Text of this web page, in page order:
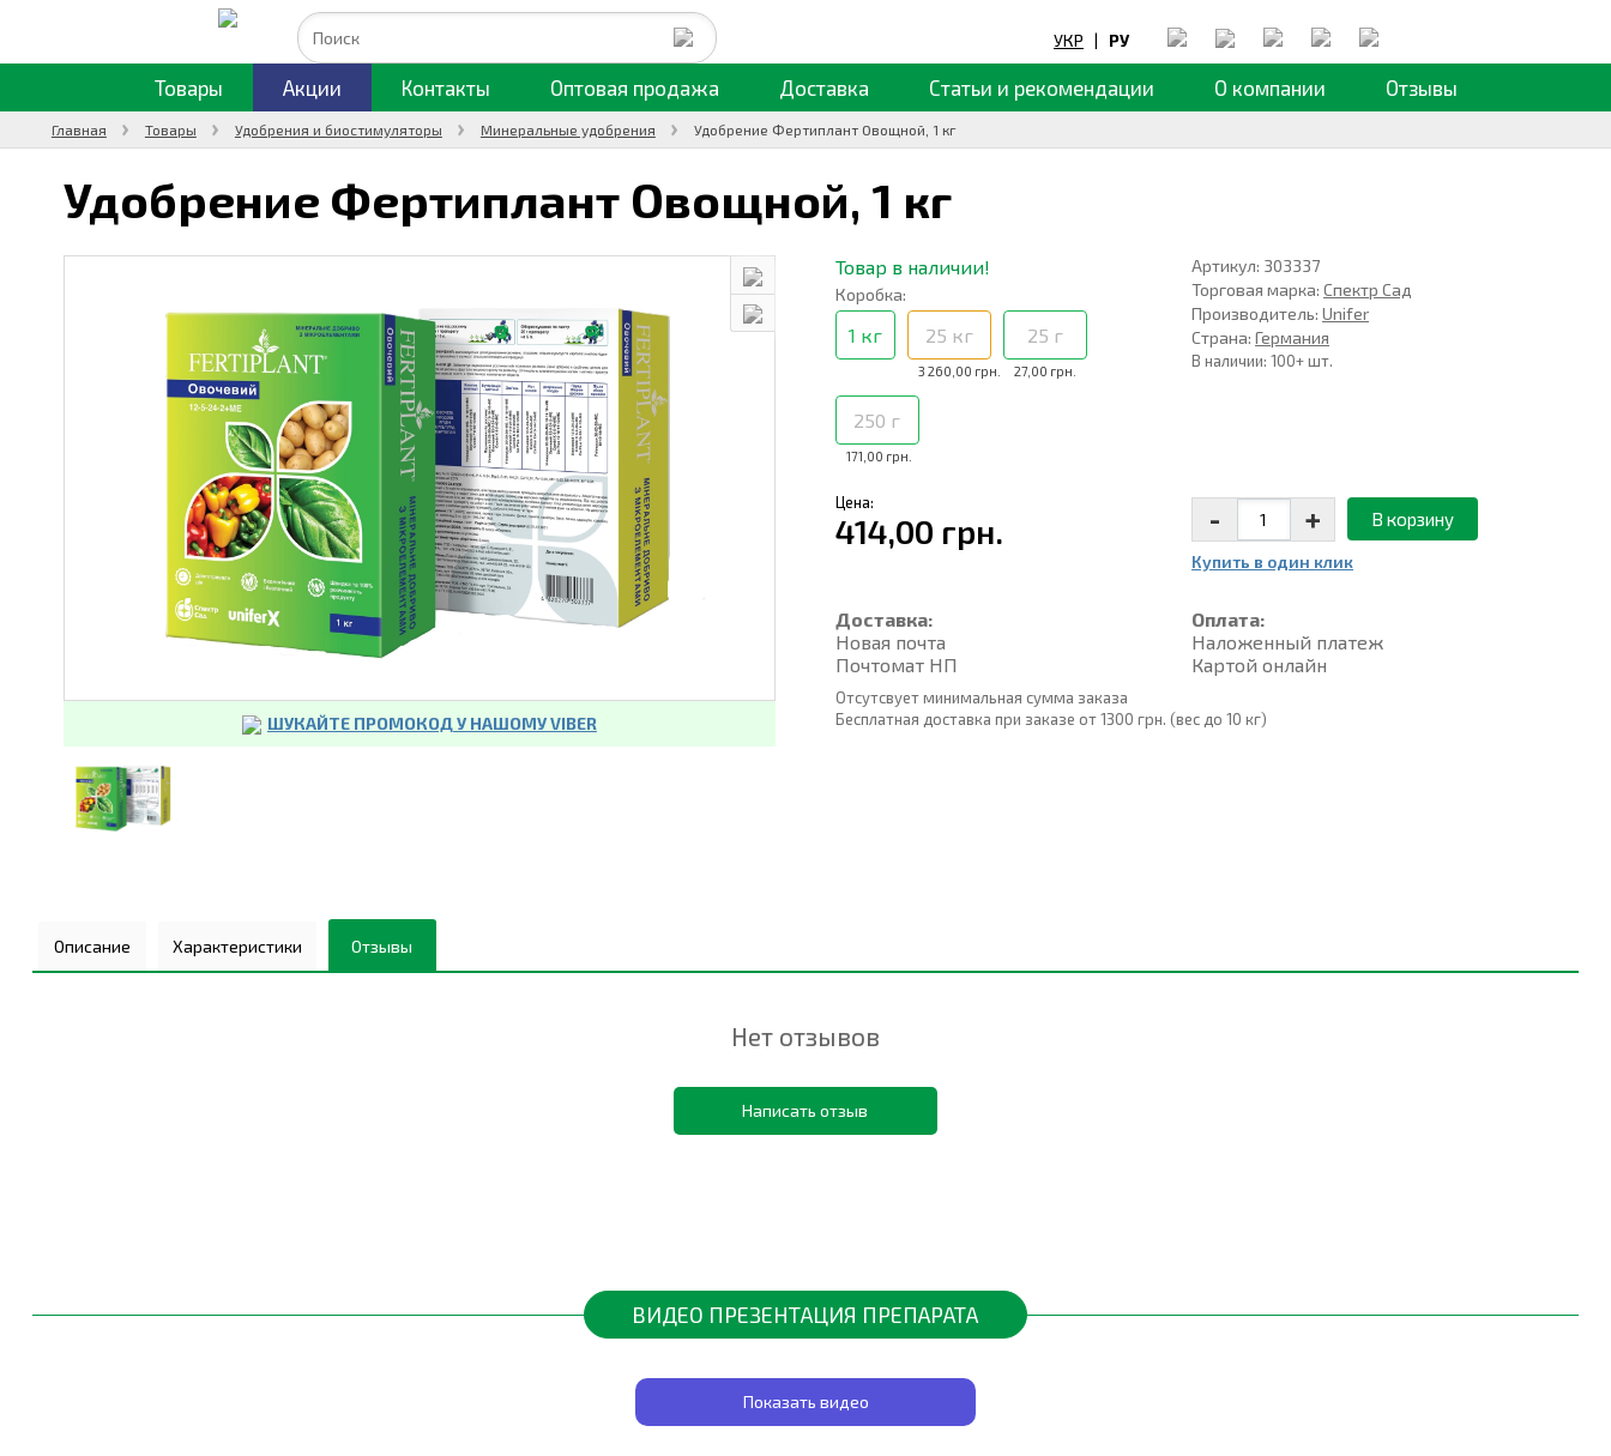
УКР | РУ
Товары Акции Контакты Оптовая продажа Доставка Статьи и рекомендации О компании Отзывы
Главная Товары Удобрения и биостимуляторы Минеральные удобрения Удобрение Фертиплант Овощной, 1 кг
Удобрение Фертиплант Овощной, 1 кг
ШУКАЙТЕ ПРОМОКОД У НАШОМУ VIBER
Товар в наличии!
Коробка:
1 кг
3 260,00 грн.
25 кг
27,00 грн.
25 г
171,00 грн.
250 г
Артикул: 303337
Торговая марка:Спектр Сад
Производитель:Unifer
Страна:Германия
В наличии: 100+ шт.
Цена:
414,00 грн. - + В корзину
Купить в один клик
Доставка:
Новая почта
Почтомат НП
Оплата:
Наложенный платеж
Картой онлайн
Отсутсвует минимальная сумма заказа
Бесплатная доставка при заказе от 1300 грн. (вес до 10 кг)
Описание Характеристики Отзывы
Нет отзывов
Написать отзыв
ВИДЕО ПРЕЗЕНТАЦИЯ ПРЕПАРАТА
Показать видео